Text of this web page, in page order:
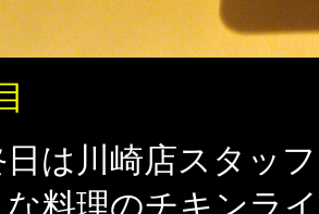
日は川崎店スタッ
な料理のチキンラ